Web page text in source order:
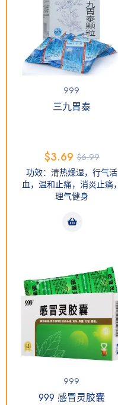
999
三九胃泰
$6.99
$3.69
功效：清热燥湿，行气活
血，温和止痛，消炎止痛，
理气健身
999
999 感冒灵胶囊